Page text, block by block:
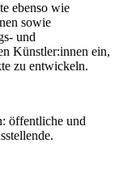
ebenso wie
sowie
und
Künstler:innen ein,
zu entwickeln.
öffentliche und